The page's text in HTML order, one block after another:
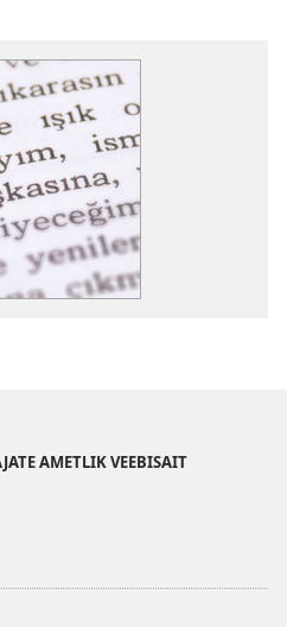
AMETLIK VEEBISAIT